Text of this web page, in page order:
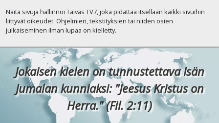
Näitä sivuja hallinnoi Taivas TV7, joka pidättää itsellään kaikki sivuihin
liittyvät oikeudet. Ohjelmien, tekstityksien tai niiden osien
julkaiseminen ilman lupaa on kielletty.
Jokaisen kielen on tunnustettava Isän
Jumalan kunniaksi: "Jeesus Kristus on
Herra." (Fil. 2:11)